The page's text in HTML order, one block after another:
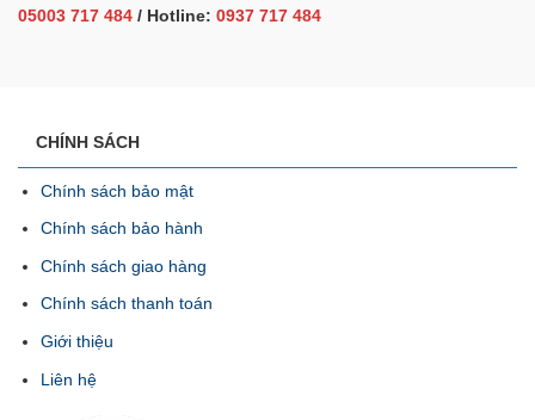
05003 717 484 / Hotline: 0937 717 484
CHÍNH SÁCH
Chính sách bảo mật
Chính sách bảo hành
Chính sách giao hàng
Chính sách thanh toán
Giới thiệu
Liên hệ